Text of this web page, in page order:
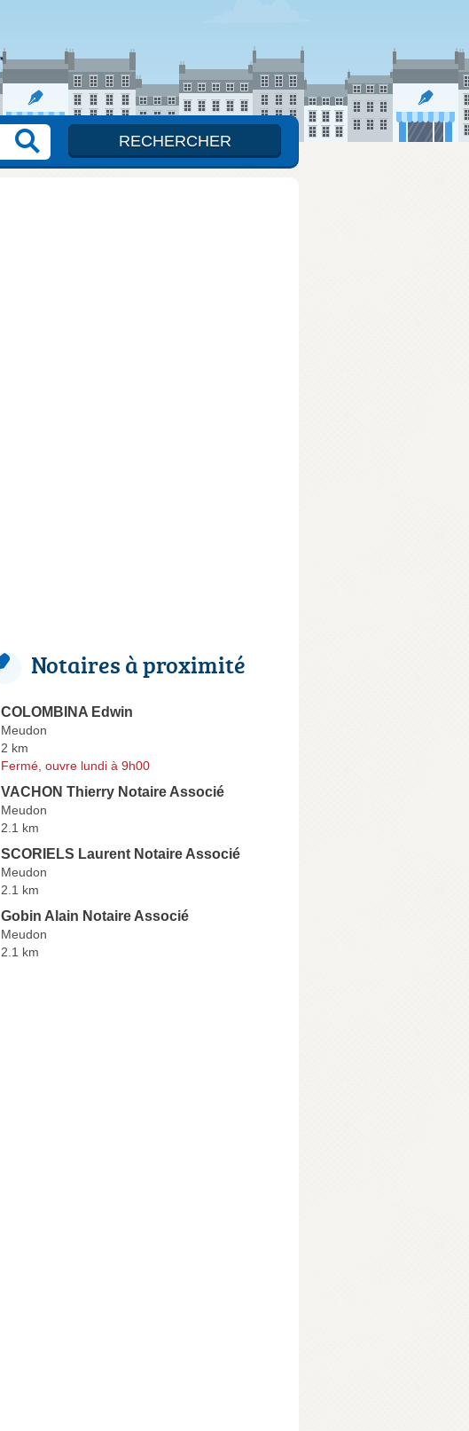
Notaires à proximité
COLOMBINA Edwin
Meudon
2 km
Fermé, ouvre lundi à 9h00
VACHON Thierry Notaire Associé
Meudon
2.1 km
SCORIELS Laurent Notaire Associé
Meudon
2.1 km
Gobin Alain Notaire Associé
Meudon
2.1 km